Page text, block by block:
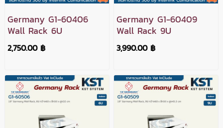
Germany G1-60406
Wall Rack 6U
2,750.00 ฿
Germany G1-60409
Wall Rack 9U
3,990.00 ฿